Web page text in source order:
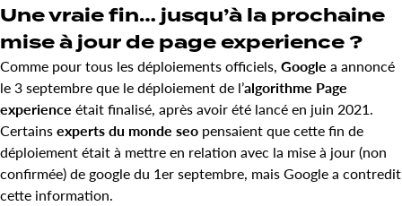
Une vraie fin… jusqu’à la prochaine
mise à jour de page experience ?
Comme pour tous les déploiements officiels, Google a annoncé
le 3 septembre que le déploiement de l’algorithme Page
experience était finalisé, après avoir été lancé en juin 2021.
Certainsexperts du monde seo pensaient que cette fin de
déploiement était à mettre en relation avec la mise à jour (non
confirmée) de google du 1er septembre, mais Google a contredit
cette information.